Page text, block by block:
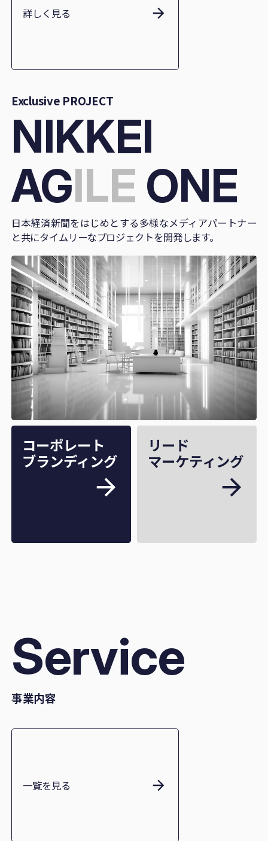
詳しく見る
Exclusive PROJECT
NIKKEI
AGILE ONE
日本経済新聞をはじめとする多様なメディアパートナー​
と共にタイムリーなプロジェクトを開発します。
コーポレート
ブランディング
リード
マーケティング
Service
事業内容
一覧を見る